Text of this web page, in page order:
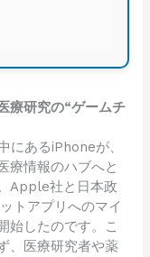
療研究の“ゲームチ
にあるiPhoneが、
療情報のハブへと
Apple社と日本政
トアプリへのマイ
始したのです。こ
、医療研究者や薬